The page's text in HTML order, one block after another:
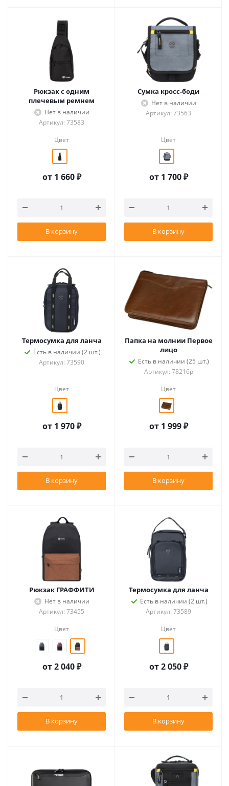
Рюкзак с одним
плечевым ремнем
Нет в наличии
Артикул: 73583
Цвет
от 1 660 ₽
В корзину
Сумка кросс-боди
Нет в наличии
Артикул: 73563
Цвет
от 1 700 ₽
В корзину
Термосумка для ланча
Есть в наличии (2 шт.)
Артикул: 73590
Цвет
от 1 970 ₽
В корзину
Папка на молнии Первое
лицо
Есть в наличии (25 шт.)
Артикул: 78216р
Цвет
от 1 999 ₽
В корзину
Рюкзак ГРАФФИТИ
Нет в наличии
Артикул: 73455
Цвет
от2 040 ₽
В корзину
Термосумка для ланча
Есть в наличии (2 шт.)
Артикул: 73589
Цвет
от2 050 ₽
В корзину